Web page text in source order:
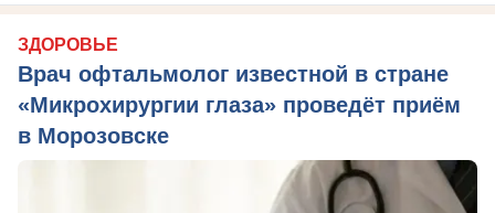
ЗДОРОВЬЕ
Врач офтальмолог известной в стране
«Микрохирургии глаза» проведёт приём
в Морозовске